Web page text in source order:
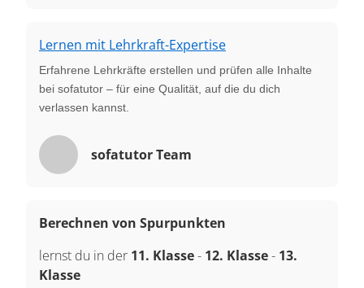
Lernen mit Lehrkraft-Expertise
Erfahrene Lehrkräfte erstellen und prüfen alle Inhalte
bei sofatutor – für eine Qualität, auf die du dich
verlassen kannst.
sofatutor Team
Berechnen von Spurpunkten
lernst du in der 11. Klasse- 12. Klasse- 13.
Klasse